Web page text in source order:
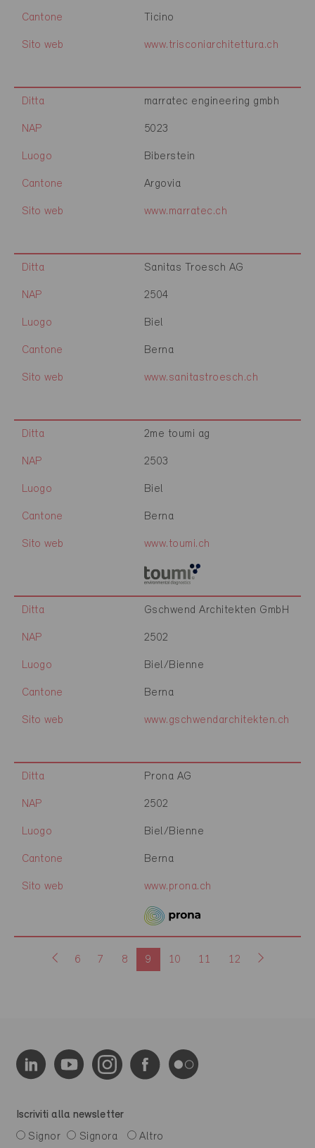
Cantone Ticino
Sito web www.trisconiarchitettura.ch
Ditta marratec engineering gmbh
NAP 5023
Luogo Biberstein
Cantone Argovia
Sito web www.marratec.ch
Ditta Sanitas Troesch AG
NAP 2504
Luogo Biel
Cantone Berna
Sito web www.sanitastroesch.ch
Ditta 2me toumi ag
NAP 2503
Luogo Biel
Cantone Berna
Sito web www.toumi.ch
Ditta Gschwend Architekten GmbH
NAP 2502
Luogo Biel/Bienne
Cantone Berna
Sito web www.gschwendarchitekten.ch
Ditta Prona AG
NAP 2502
Luogo Biel/Bienne
Cantone Berna
Sito web www.prona.ch
6 7 8 9 10 11 12
Iscriviti alla newsletter
Signor
Signora Altro